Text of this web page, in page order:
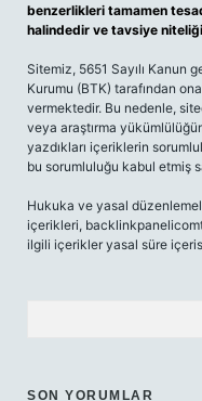
benzerlikleri tamamen
halindedir ve tavsiye
Sitemiz, 5651 Sayılı Kanun
Kurumu (BTK) tarafından
vermektedir. Bu nedenle,
veya araştırma
yazdıkları içeriklerin
bu sorumluluğu kabul etmiş
Hukuka ve yasal
içerikleri,
ilgili içerikler yasal süre
SON YORUMLAR